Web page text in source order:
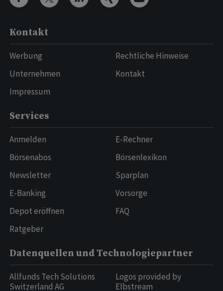
Kontakt
Werbung
Unternehmen
Impressum
Rechtliche Hinweise
Kontakt
Services
Anmelden
Börsenabos
Newsletter
E-Banking
Depot eröffnen
Ratgeber
E-Rechner
Börsenlexikon
Sparplan
Vorsorge
FAQ
Datenquellen und Technologiepartner
Allfunds Tech Solutions
Switzerland AG
Logos provided by
Elbstream